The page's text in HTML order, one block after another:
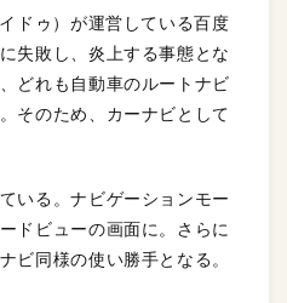
ドゥ）が運営している百度
失敗し、炎上する事態とな
どれも自動車のルートナビ
そのため、カーナビとして
いる。ナビゲーションモー
ドビューの画面に。さらに
ビ同様の使い勝手となる。